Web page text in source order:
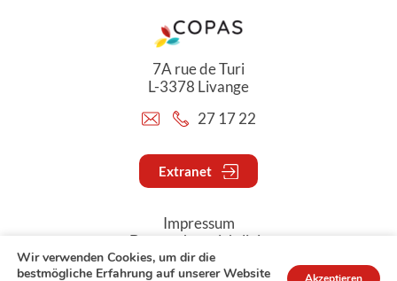
7A rue de Turi
L-3378 Livange
27 17 22
Extranet
Impressum
Datenschutzrichtlinie
Wir verwenden Cookies, um dir die
bestmögliche Erfahrung auf unserer Website